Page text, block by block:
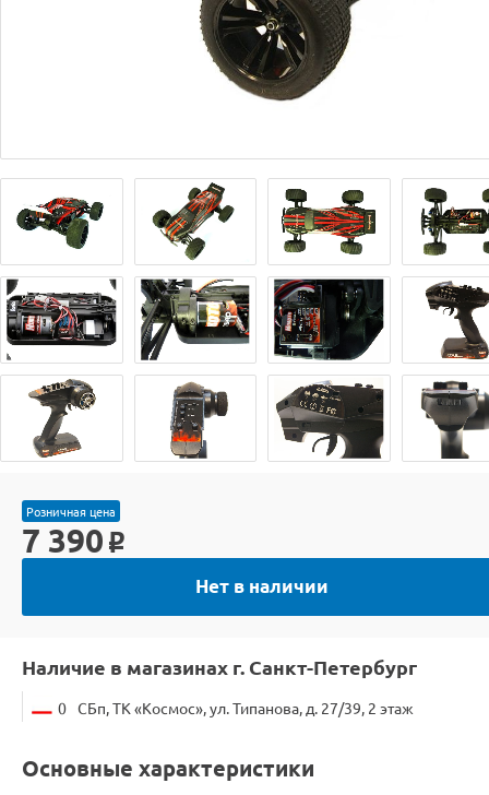
Розничная цена
7 390 o
Нет в наличии
Наличие в магазинах г. Санкт-Петербург
0 СБп, ТК «Космос», ул. Типанова, д. 27/39, 2 этаж
Основные характеристики